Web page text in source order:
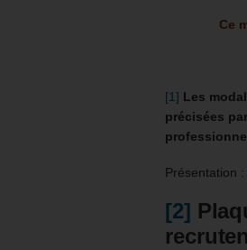
Ce
[1] Les
précisées
Présentation :
[2]